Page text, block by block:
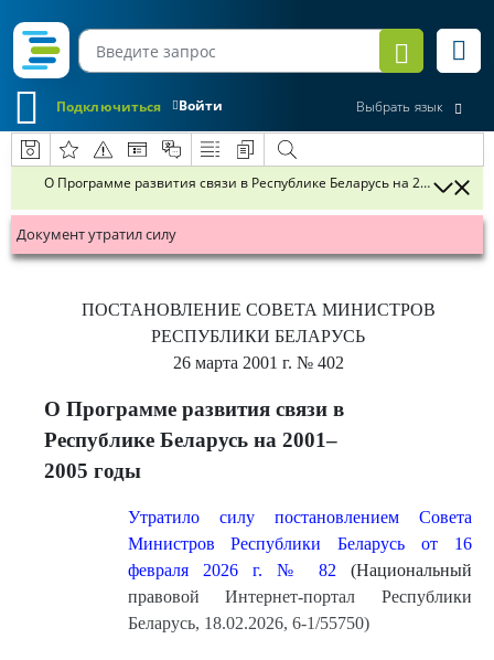
Войти
Подключиться Выбрать язык
О Программе развития связи в Республике Беларусь на 2001–2005
Документ утратил силу
ПОСТАНОВЛЕНИЕ СОВЕТА МИНИСТРОВ
РЕСПУБЛИКИ БЕЛАРУСЬ
26 марта 2001 г. № 402
О Программе развития связи в
Республике Беларусь на 2001–
2005 годы
Утратило силу постановлением Совета
Министров Республики Беларусь от 16
февраля 2026 г. № 82 (Национальный
правовой Интернет-портал Республики
Беларусь, 18.02.2026, 6-1/55750)